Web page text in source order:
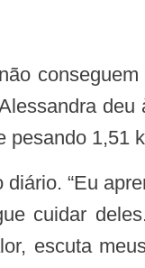
deu
pesando 1,51
cuidar
escuta